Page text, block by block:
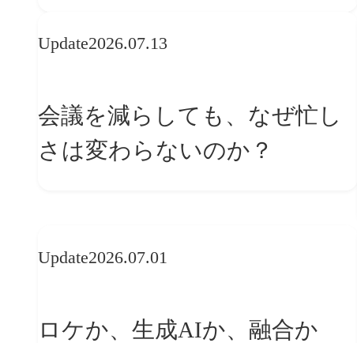
Update2026.07.13
会議を減らしても、なぜ忙し
さは変わらないのか？
Update2026.07.01
ロケか、生成AIか、融合か